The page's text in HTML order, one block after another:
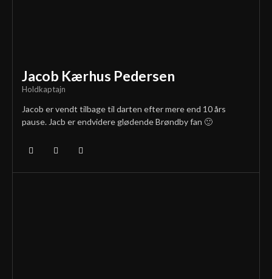
Jacob Kærhus Pedersen
Holdkaptajn
Jacob er vendt tilbage til darten efter mere end 10 års
pause. Jacb er endvidere glødende Brøndby fan 🙂